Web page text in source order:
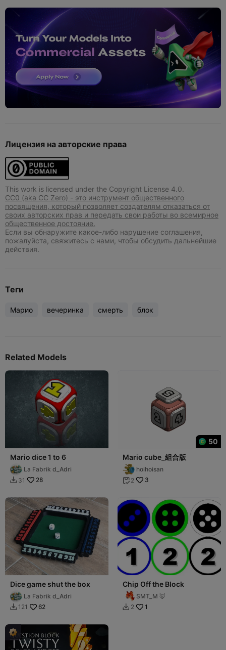
Лицензия на авторские права
This work is licensed under the Copyright License 4.0.
CC0 (aka CC Zero) - это инструмент общественного
посвящения, который позволяет создателям отказаться от
своих авторских прав и передать свои работы во всемирное
общественное достояние.
Если вы обнаружите какое-либо нарушение соглашения,
пожалуйста, свяжитесь с нами, чтобы обсудить дальнейшие
действия.
Теги
Марио вечеринка смерть блок
Related Models
Mario dice 1 to 6
La Fabrik d_Adri
 31 28
50
Mario cube_組合版
hoihoisan
 2 3
Dice game shut the box
La Fabrik d_Adri
 121 62
Chip Off the Block
SMT_M 🦊
 2 1